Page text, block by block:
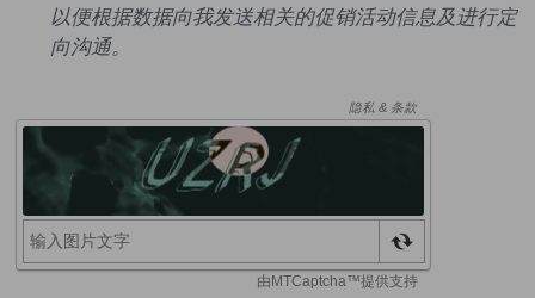
以便根据数据向我发送相关的促销活动信息及进行定
向沟通。